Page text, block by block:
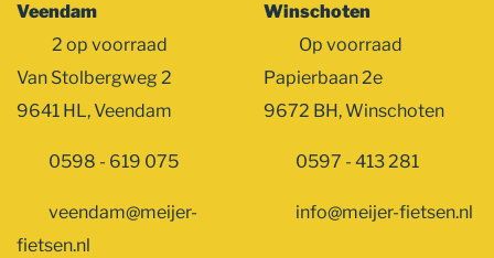
Veendam
2 op voorraad
Van Stolbergweg 2
9641 HL, Veendam
0598 - 619 075
veendam@meijer-
fietsen.nl
Winschoten
Op voorraad
Papierbaan 2e
9672 BH, Winschoten
0597 - 413 281
info@meijer-fietsen.nl